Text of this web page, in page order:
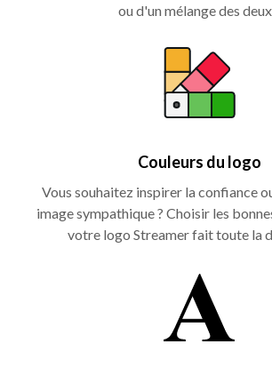
ou d'un mélange des deux
Couleurs du logo
Vous souhaitez inspirer la confiance
image sympathique ? Choisir les
votre logo Streamer fait toute la